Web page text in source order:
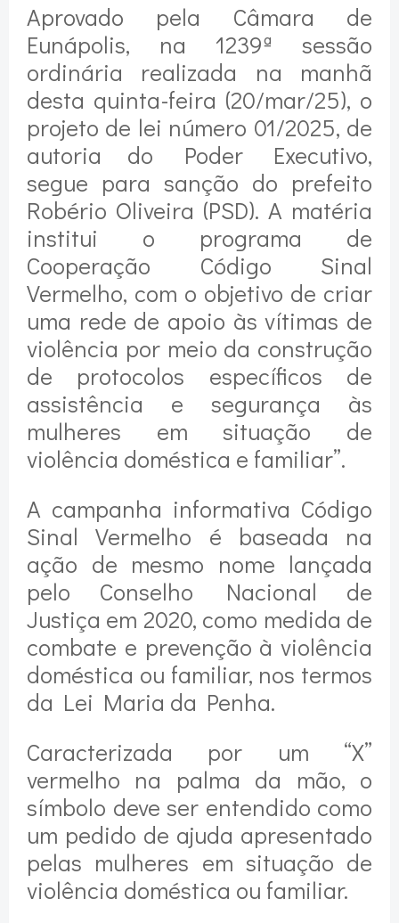
Aprovado pela Câmara de
Eunápolis, na 1239ª sessão
ordinária realizada na manhã
desta quinta-feira (20/mar/25), o
projeto de lei número 01/2025, de
autoria do Poder Executivo,
segue para sanção do prefeito
Robério Oliveira (PSD). A matéria
institui o programa de
Cooperação Código Sinal
Vermelho, com o objetivo de criar
uma rede de apoio às vítimas de
violência por meio da construção
de protocolos específicos de
assistência e segurança às
mulheres em situação de
violência doméstica e familiar”.
A campanha informativa Código
Sinal Vermelho é baseada na
ação de mesmo nome lançada
pelo Conselho Nacional de
Justiça em 2020, como medida de
combate e prevenção à violência
doméstica ou familiar, nos termos
da Lei Maria da Penha.
Caracterizada por um “X”
vermelho na palma da mão, o
símbolo deve ser entendido como
um pedido de ajuda apresentado
pelas mulheres em situação de
violência doméstica ou familiar.